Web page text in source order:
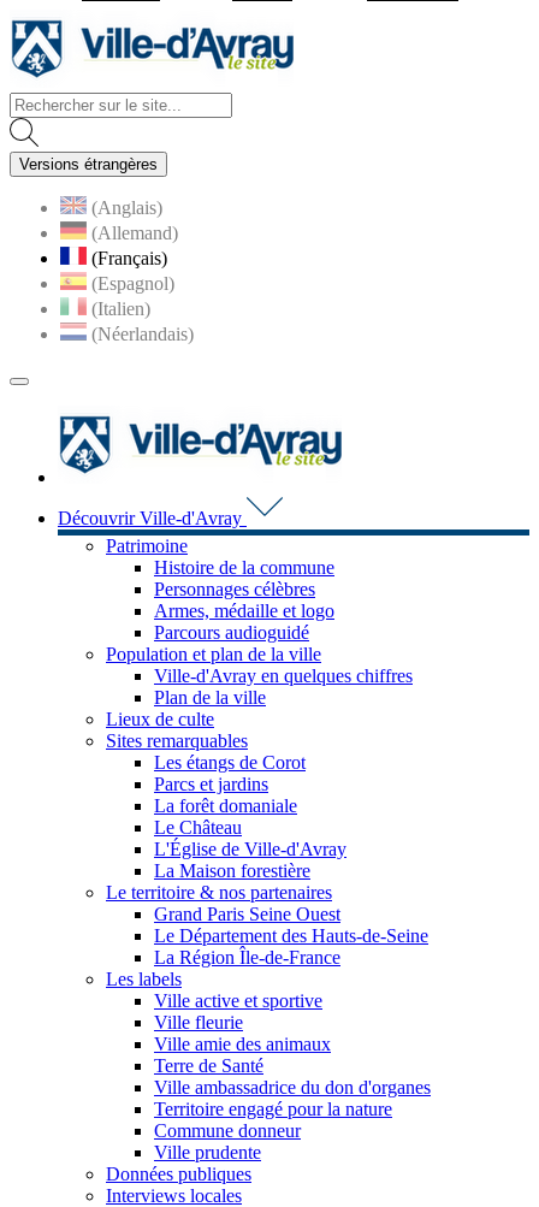
Versions étrangères
(Anglais)
(Allemand)
(Français)
(Espagnol)
(Italien)
(Néerlandais)
MENU
Découvrir Ville-d'Avray
Patrimoine
Histoire de la commune
Personnages célèbres
Armes, médaille et logo
Parcours audioguidé
Population et plan de la ville
Ville-d'Avray en quelques chiffres
Plan de la ville
Lieux de culte
Sites remarquables
Les étangs de Corot
Parcs et jardins
La forêt domaniale
Le Château
L'Église de Ville-d'Avray
La Maison forestière
Le territoire & nos partenaires
Grand Paris Seine Ouest
Le Département des Hauts-de-Seine
La Région Île-de-France
Les labels
Ville active et sportive
Ville fleurie
Ville amie des animaux
Terre de Santé
Ville ambassadrice du don d'organes
Territoire engagé pour la nature
Commune donneur
Ville prudente
Données publiques
Interviews locales